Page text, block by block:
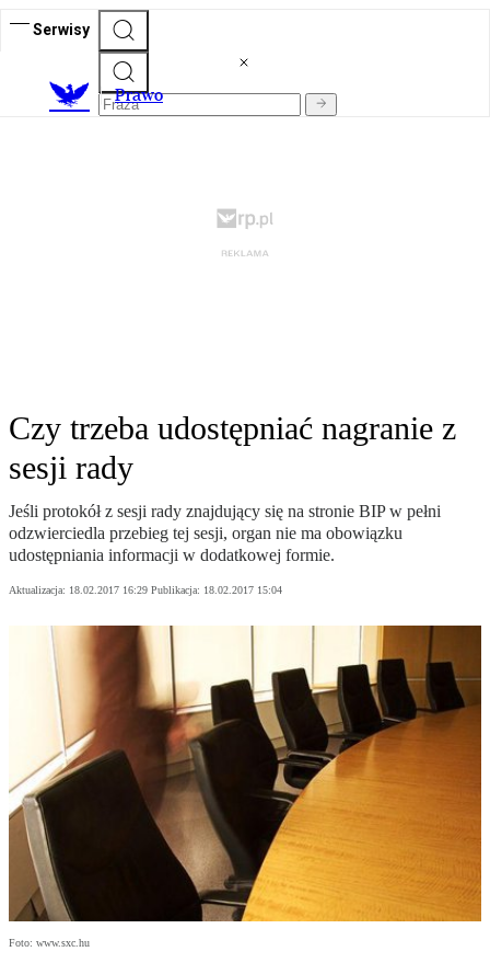
Serwisy
Prawo
Czy trzeba udostępniać nagranie z
sesji rady
Jeśli protokół z sesji rady znajdujący się na stronie BIP w pełni
odzwierciedla przebieg tej sesji, organ nie ma obowiązku
udostępniania informacji w dodatkowej formie.
Aktualizacja: 18.02.2017 16:29 Publikacja: 18.02.2017 15:04
Foto: www.sxc.hu